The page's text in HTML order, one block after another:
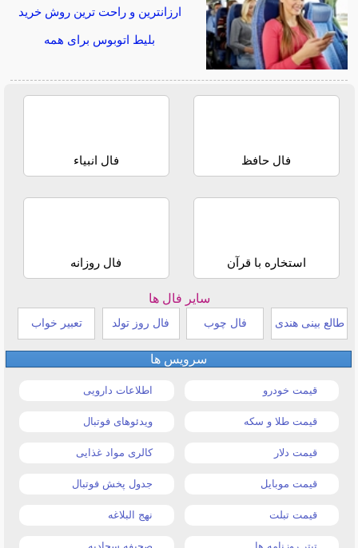
ارزانترین و راحت ترین روش خرید
بلیط اتوبوس برای همه
فال حافظ فال انبیاء
استخاره با قرآن فال روزانه
سایر فال ها
طالع بینی هندی فال چوب فال روز تولد تعبیر خواب
سرویس ها
قیمت خودرو اطلاعات دارویی
قیمت طلا و سکه ویدئوهای فوتبال
قیمت دلار کالری مواد غذایی
قیمت موبایل جدول پخش فوتبال
قیمت تبلت نهج البلاغه